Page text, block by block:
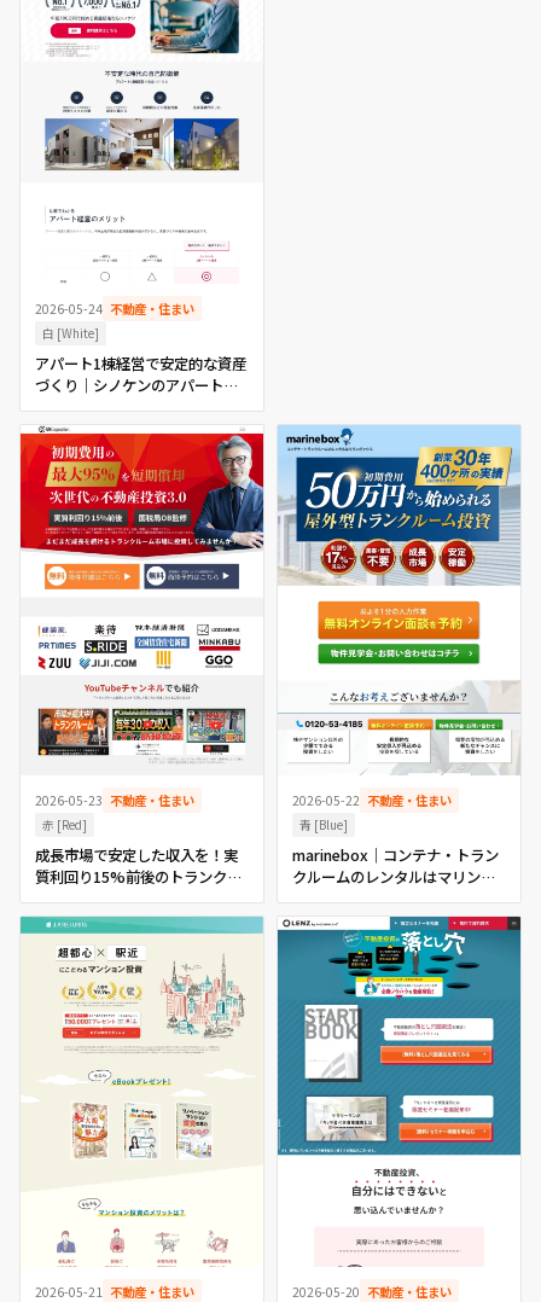
2026-05-24 不動産・住まい
白 [White]
アパート1棟経営で安定的な資産
づくり｜シノケンのアパート経
営
2026-05-23 不動産・住まい
赤 [Red]
成長市場で安定した収入を！実
質利回り15%前後のトランクル
ーム投資はUKコーポレーション
2026-05-22 不動産・住まい
青 [Blue]
marinebox｜コンテナ・トラン
クルームのレンタルはマリンボ
ックス
2026-05-21 不動産・住まい
2026-05-20 不動産・住まい